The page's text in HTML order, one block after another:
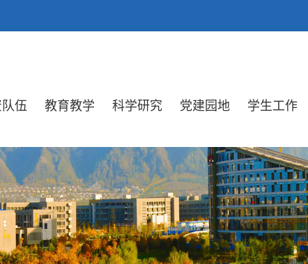
伍 教育教学 科学研究 党建园地 学生工作